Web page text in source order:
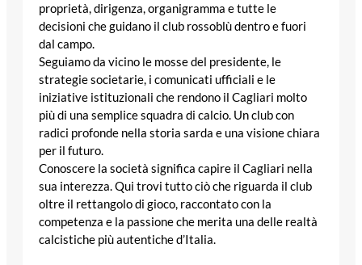
proprietà, dirigenza, organigramma e tutte le
decisioni che guidano il club rossoblù dentro e fuori
dal campo.
Seguiamo da vicino le mosse del presidente, le
strategie societarie, i comunicati ufficiali e le
iniziative istituzionali che rendono il Cagliari molto
più di una semplice squadra di calcio. Un club con
radici profonde nella storia sarda e una visione chiara
per il futuro.
Conoscere la società significa capire il Cagliari nella
sua interezza. Qui trovi tutto ciò che riguarda il club
oltre il rettangolo di gioco, raccontato con la
competenza e la passione che merita una delle realtà
calcistiche più autentiche d’Italia.